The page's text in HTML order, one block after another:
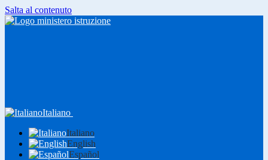
Salta al contenuto
Italiano
Italiano
English
Español